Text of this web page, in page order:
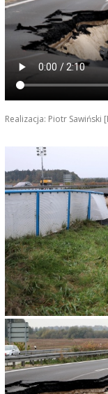
Realizacja: Piotr Sawiński